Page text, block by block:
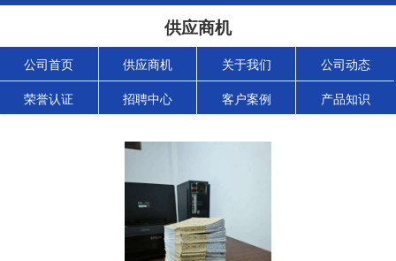
供应商机
公司首页 供应商机 关于我们 公司动态
荣誉认证 招聘中心 客户案例 产品知识